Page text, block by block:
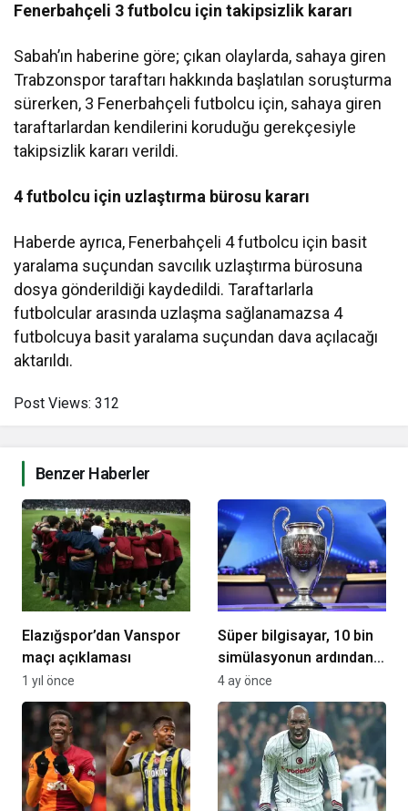
Fenerbahçeli 3 futbolcu için takipsizlik kararı
Sabah’ın haberine göre; çıkan olaylarda, sahaya giren
Trabzonspor taraftarı hakkında başlatılan soruşturma
sürerken, 3 Fenerbahçeli futbolcu için, sahaya giren
taraftarlardan kendilerini koruduğu gerekçesiyle
takipsizlik kararı verildi.
4 futbolcu için uzlaştırma bürosu kararı
Haberde ayrıca, Fenerbahçeli 4 futbolcu için basit
yaralama suçundan savcılık uzlaştırma bürosuna
dosya gönderildiği kaydedildi. Taraftarlarla
futbolcular arasında uzlaşma sağlanamazsa 4
futbolcuya basit yaralama suçundan dava açılacağı
aktarıldı.
Post Views: 312
Benzer Haberler
Elazığspor’dan Vanspor
maçı açıklaması
1 yıl önce
Süper bilgisayar, 10 bin
simülasyonun ardından
Şampiyonlar Ligi
şampiyonunu açıkladı
4 ay önce